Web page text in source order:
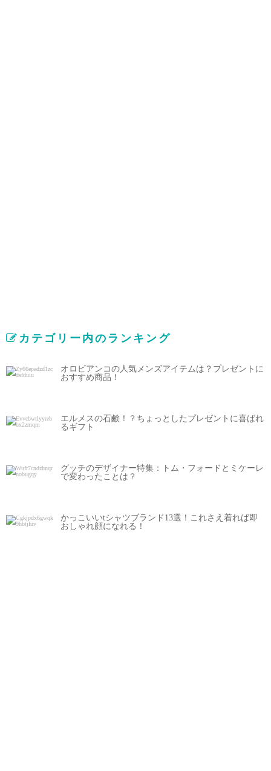
カテゴリー内のランキング
オロビアンコの人気メンズアイテムは？プレゼントに
おすすめ商品！
エルメスの石鹸！？ちょっとしたプレゼントに喜ばれ
るギフト
グッチのデザイナー特集：トム・フォードとミケーレ
で変わったことは？
かっこいいtシャツブランド13選！これさえ着れば即
おしゃれ顔になれる！